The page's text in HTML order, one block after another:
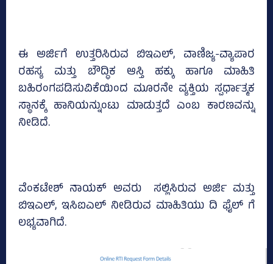
ಈ ಅರ್ಜಿಗೆ ಉತ್ತರಿಸಿರುವ ಬಿಇಎಲ್‌, ವಾಣಿಜ್ಯ-ವ್ಯಾಪಾರ
ರಹಸ್ಯ ಮತ್ತು ಬೌದ್ಧಿಕ ಆಸ್ತಿ ಹಕ್ಕು ಹಾಗೂ ಮಾಹಿತಿ
ಬಹಿರಂಗಪಡಿಸುವಿಕೆಯಿಂದ ಮೂರನೇ ವ್ಯಕ್ತಿಯ ಸ್ಪರ್ಧಾತ್ಮಕ
ಸ್ಥಾನಕ್ಕೆ ಹಾನಿಯನ್ನುಂಟು ಮಾಡುತ್ತದೆ ಎಂಬ ಕಾರಣವನ್ನು
ನೀಡಿದೆ.
ವೆಂಕಟೇಶ್‌ ನಾಯಕ್‌ ಅವರು ಸಲ್ಲಿಸಿರುವ ಅರ್ಜಿ ಮತ್ತು
ಬಿಇಎಲ್‌, ಇಸಿಐಎಲ್‌ ನೀಡಿರುವ ಮಾಹಿತಿಯು ದಿ ಫೈಲ್‌ ಗೆ
ಲಭ್ಯವಾಗಿದೆ.